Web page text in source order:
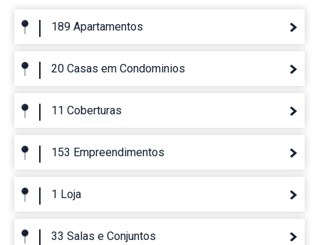
189 Apartamentos
20 Casas em Condominios
11 Coberturas
153 Empreendimentos
1 Loja
33 Salas e Conjuntos